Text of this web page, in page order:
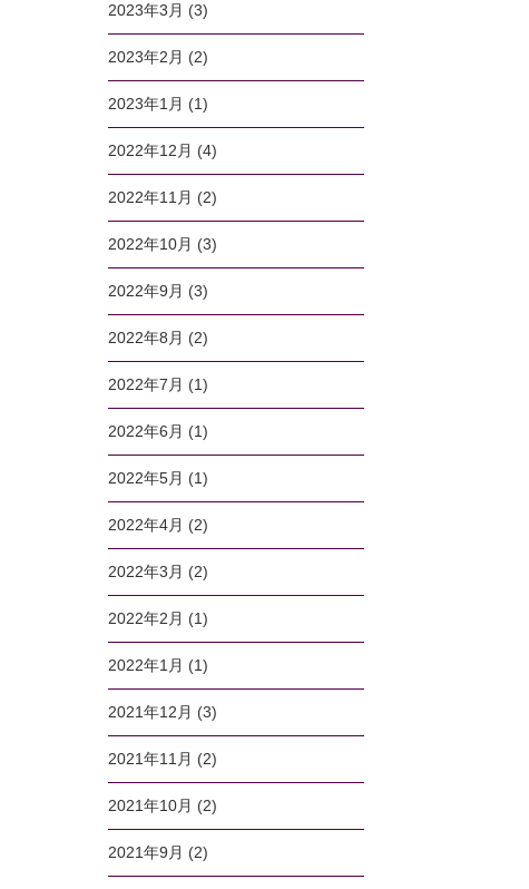
2023年3月 (3)
2023年2月 (2)
2023年1月 (1)
2022年12月 (4)
2022年11月 (2)
2022年10月 (3)
2022年9月 (3)
2022年8月 (2)
2022年7月 (1)
2022年6月 (1)
2022年5月 (1)
2022年4月 (2)
2022年3月 (2)
2022年2月 (1)
2022年1月 (1)
2021年12月 (3)
2021年11月 (2)
2021年10月 (2)
2021年9月 (2)